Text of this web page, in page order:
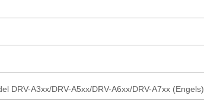
DRV-A3xx/DRV-A5xx/DRV-A6xx/DRV-A7xx (Engels)